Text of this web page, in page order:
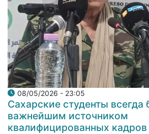
08/05/2026 - 23:05
Сахарские студенты всегда
важнейшим источником
квалифицированных кадров